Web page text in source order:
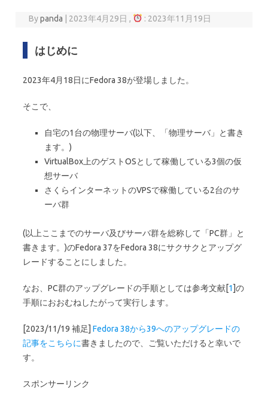
Bypanda 2023年4月29日 , : 2023年11月19日
はじめに
2023年4月18日にFedora 38が登場しました。
そこで、
自宅の1台の物理サーバ(以下、「物理サーバ」と書き
ます。)
VirtualBox上のゲストOSとして稼働している3個の仮
想サーバ
さくらインターネットのVPSで稼働している2台のサ
ーバ群
(以上ここまでのサーバ及びサーバ群を総称して「PC群」と
書きます。)のFedora 37をFedora 38にサクサクとアップグ
レードすることにしました。
なお、PC群のアップグレードの手順としては参考文献[1]の
手順におおむねしたがって実行します。
[2023/11/19 補足] Fedora 38から39へのアップグレードの
記事をこちらに書きましたので、ご覧いただけると幸いで
す。
スポンサーリンク